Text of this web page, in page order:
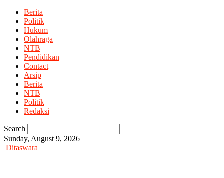
Berita
Politik
Hukum
Olahraga
NTB
Pendidikan
Contact
Arsip
Berita
NTB
Politik
Redaksi
Search
Sunday, August 9, 2026
Ditaswara